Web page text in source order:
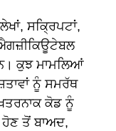
ਸਕ੍ਰਿਪਟਾਂ,
ਕੁਝ ਮਾਮਲਿਆਂ
ਨੂੰ ਸਮਰੱਥ
ਕੋਡ ਨੂੰ
ਤੋਂ ਬਾਅਦ,